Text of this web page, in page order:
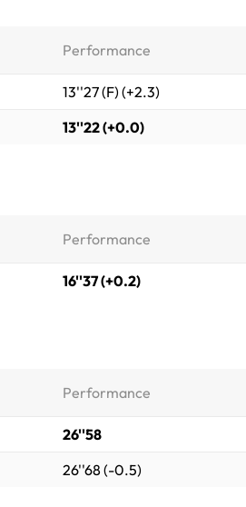
Performance
13''27 (F) (+2.3)
13''22 (+0.0)
Performance
16''37 (+0.2)
Performance
26''58
26''68 (-0.5)